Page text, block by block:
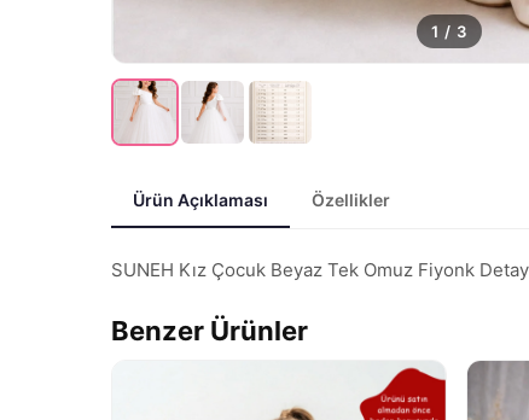
1 / 3
Ürün Açıklaması Özellikler
SUNEH Kız Çocuk Beyaz Tek Omuz Fiyonk
Benzer Ürünler